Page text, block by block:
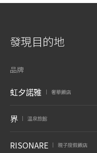
發現目的地
品牌
虹夕諾雅 奢華飯店
界 溫泉旅館
RISONARE 親子度假飯店